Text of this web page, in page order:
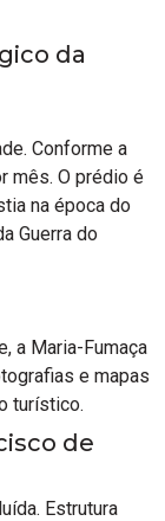
da
Conforme a
mês. O prédio é
na época do
Guerra do
a Maria-Fumaça
e mapas
turístico.
de
Estrutura